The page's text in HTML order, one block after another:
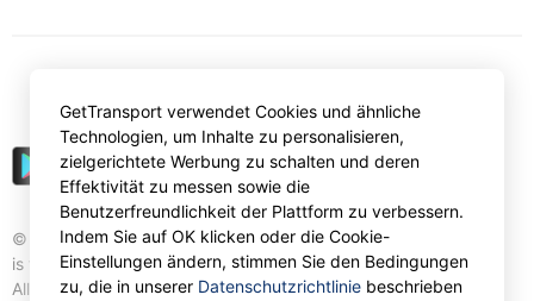
© Gettransport International Limited. GetTransport®
is trademark of Gettransport International Limited.
All rights reserved.
GetTransport verwendet Cookies und ähnliche
Technologien, um Inhalte zu personalisieren,
zielgerichtete Werbung zu schalten und deren
Effektivität zu messen sowie die
Benutzerfreundlichkeit der Plattform zu verbessern.
Indem Sie auf OK klicken oder die Cookie-
Einstellungen ändern, stimmen Sie den Bedingungen
zu, die in unserer Datenschutzrichtlinie beschrieben